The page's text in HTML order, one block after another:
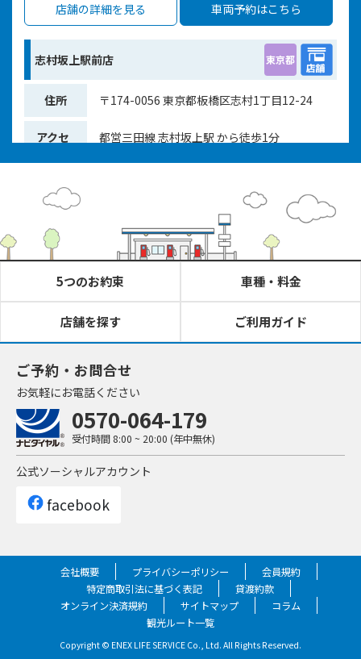
2025/03/03
マイナ免許証運用開始に伴う対応についてのお知らせ
マイナ免許証運用開始に伴う対応について2025年3月24日
（月）より、道路交通法の改正に伴い、日本全国で 「マイナ
免許証」 の運用が開始されます。
カースタレンタカーにおいても、マイナ免許証でのご利用に
カースタレンタカーをご利用のお客様におかれましては、
①「マイナ免許証」と「従来の運転免許証」のご併用、若し
くは②従来の運転免許証での運転免許資格の発行・更新手続
き、いずれかの方法にてご対応いただきますよう何卒よろし
くお願い申し上げます。
よろしくお願いいたします。
2024/11/22
平素よりカースタレンタカーをご利用いただき、誠にありが
とうございます。
下記の通りサーバーメンテナンスの為、楽のりスマート（無
人レンタカー利用）のスマートキーの操作等ができない時間
帯がございます。
きますようお願い申し上げます。
理、スマートキー操作（スマートフォンでの解錠・施錠等）
メンテナンス日時：11月27日（水） AM1時30分～AM6時30
※コールセンターでの遠隔操作（解錠・施錠等）も出来かね
ますので、ご注意ください。
トキーでの操作）は可能です。メンテナンス開始時間より前
店舗の詳細を見る 車両予約はこちら
志村坂上駅前店 東京都
住所 〒174-0056 東京都板橋区志村1丁目12-24
アクセ
都営三田線 志村坂上駅 から徒歩1分
営業時
間
：08:00 ～ 20:00 （年中無休）
店舗の詳細を見る 車両予約はこちら
立川玉川上水店 東京都
住所 〒190-0002 東京都立川市幸町5丁目85-5
アクセ
ス
西武拝島線・多摩モノレール線 玉川上水駅
南口出口 から徒歩6分
営業時
間
店舗
：08:00 ～ 20:00 （年中無休）
楽のり
：24時間営業（年中無休）
〒034-0303 青森県十和田市法量字焼山６４
番２１６
5つのお約束 車種・料金
店舗を探す ご利用ガイド
ご予約・お問合せ
お気軽にお電話ください
0570-064-179
受付時間 8:00 ~ 20:00 (年中無休)
公式ソーシャルアカウント
facebook
会社概要 プライバシーポリシー
会員規約
特定商取引法に基づく表記
貸渡約款
オンライン決済規約
サイトマップ
コラム
観光ルート一覧
Copyright © ENEX LIFE SERVICE Co., Ltd. All Rights Reserved.